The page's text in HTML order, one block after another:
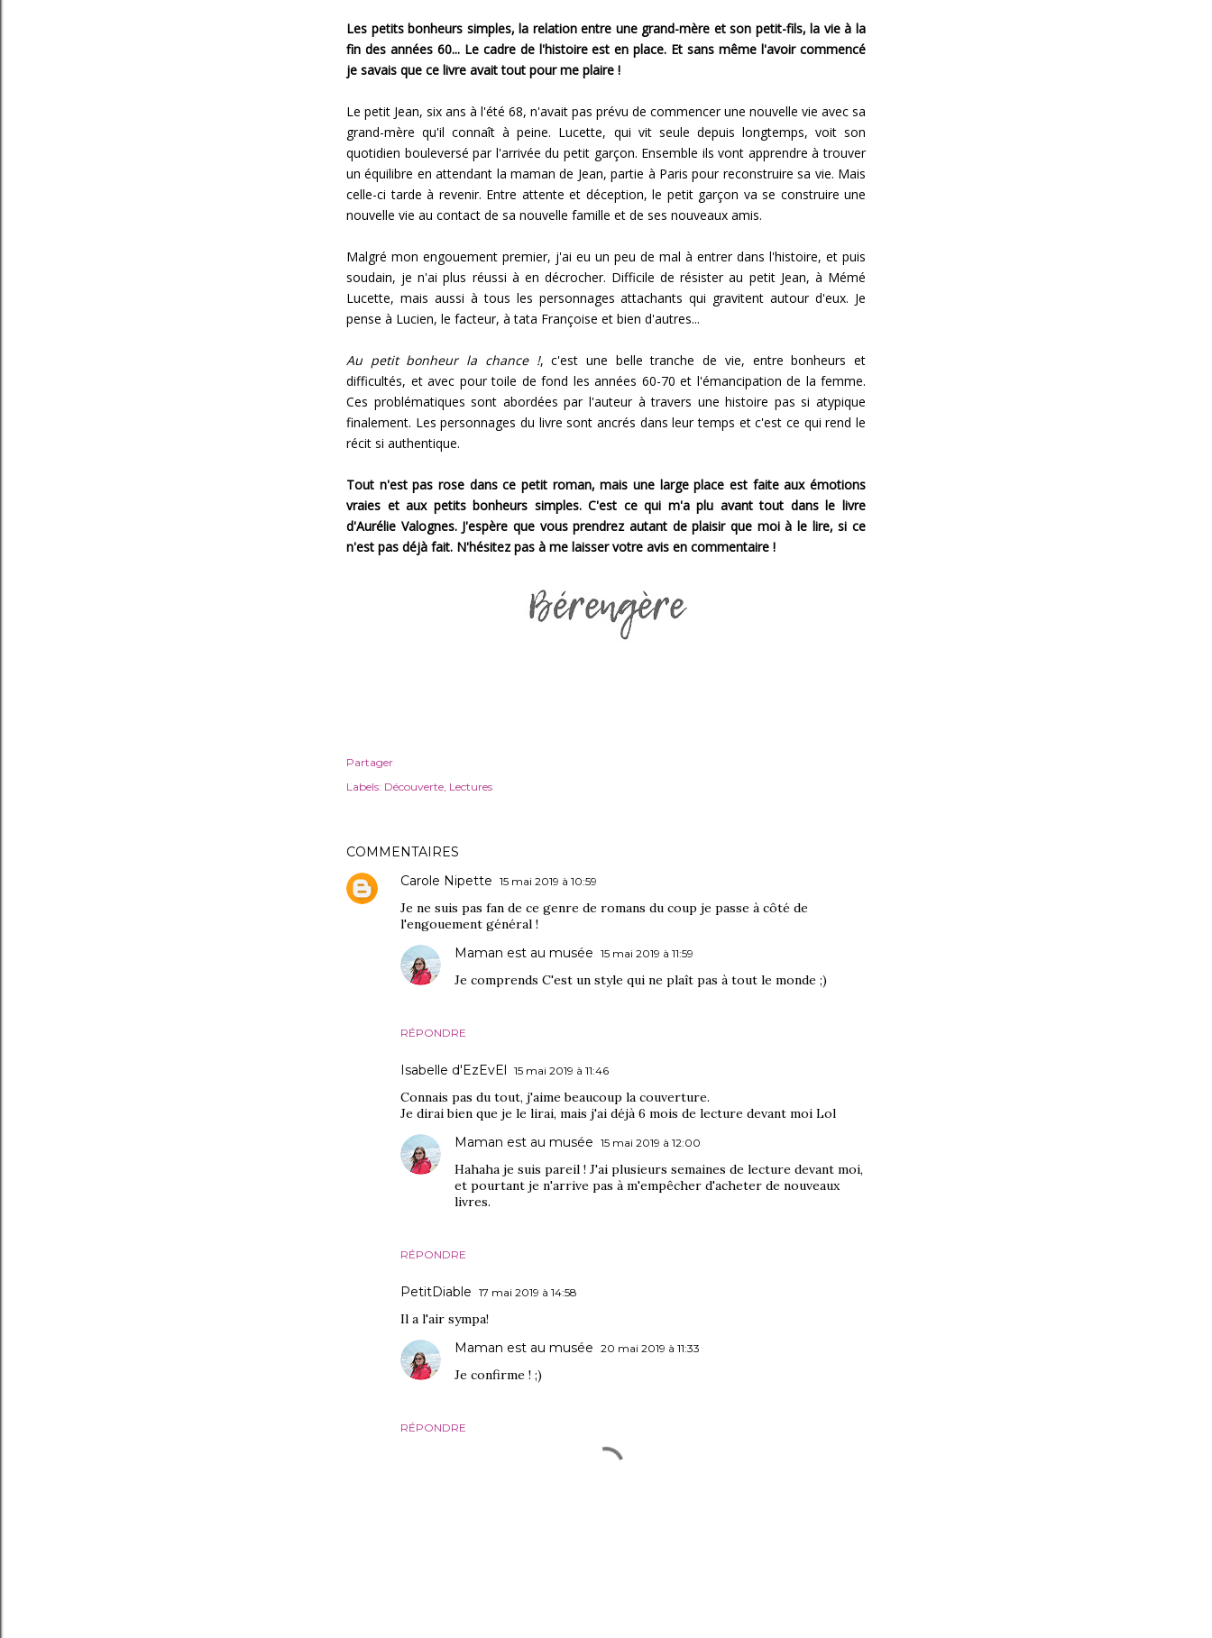
Les petits bonheurs simples, la relation entre une grand-mère et son petit-fils, la vie à la
fin des années 60... Le cadre de l'histoire est en place. Et sans même l'avoir commencé
je savais que ce livre avait tout pour me plaire !
Le petit Jean, six ans à l'été 68, n'avait pas prévu de commencer une nouvelle vie avec sa
grand-mère qu'il connaît à peine. Lucette, qui vit seule depuis longtemps, voit son
quotidien bouleversé par l'arrivée du petit garçon. Ensemble ils vont apprendre à trouver
un équilibre en attendant la maman de Jean, partie à Paris pour reconstruire sa vie. Mais
celle-ci tarde à revenir. Entre attente et déception, le petit garçon va se construire une
nouvelle vie au contact de sa nouvelle famille et de ses nouveaux amis.
Malgré mon engouement premier, j'ai eu un peu de mal à entrer dans l'histoire, et puis
soudain, je n'ai plus réussi à en décrocher. Difficile de résister au petit Jean, à Mémé
Lucette, mais aussi à tous les personnages attachants qui gravitent autour d'eux. Je
pense à Lucien, le facteur, à tata Françoise et bien d'autres...
Au petit bonheur la chance !, c'est une belle tranche de vie, entre bonheurs et
difficultés, et avec pour toile de fond les années 60-70 et l'émancipation de la femme.
Ces problématiques sont abordées par l'auteur à travers une histoire pas si atypique
finalement. Les personnages du livre sont ancrés dans leur temps et c'est ce qui rend le
récit si authentique.
Tout n'est pas rose dans ce petit roman, mais une large place est faite aux émotions
vraies et aux petits bonheurs simples. C'est ce qui m'a plu avant tout dans le livre
d'Aurélie Valognes. J'espère que vous prendrez autant de plaisir que moi à le lire, si ce
n'est pas déjà fait. N'hésitez pas à me laisser votre avis en commentaire !
Partager
Labels: Découverte Lectures
COMMENTAIRES
Carole Nipette 15 mai 2019 à 10:59
Je ne suis pas fan de ce genre de romans du coup je passe à côté de
l'engouement général !
RÉPONDRE
Maman est au musée 15 mai 2019 à 11:59
Je comprends C'est un style qui ne plaît pas à tout le monde ;)
Isabelle d'EzEvEl 15 mai 2019 à 11:46
Connais pas du tout, j'aime beaucoup la couverture.
Je dirai bien que je le lirai, mais j'ai déjà 6 mois de lecture devant moi Lol
RÉPONDRE
Maman est au musée 15 mai 2019 à 12:00
Hahaha je suis pareil ! J'ai plusieurs semaines de lecture devant moi,
et pourtant je n'arrive pas à m'empêcher d'acheter de nouveaux
livres.
PetitDiable 17 mai 2019 à 14:58
Il a l'air sympa!
RÉPONDRE
Maman est au musée 20 mai 2019 à 11:33
Je confirme ! ;)